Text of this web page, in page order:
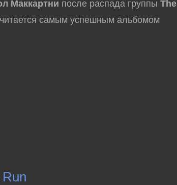
Маккартни после распада группыThe
самым успешным альбомом